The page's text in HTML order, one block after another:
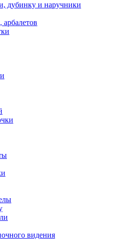
дубинку и наручники
арбалетов
видения